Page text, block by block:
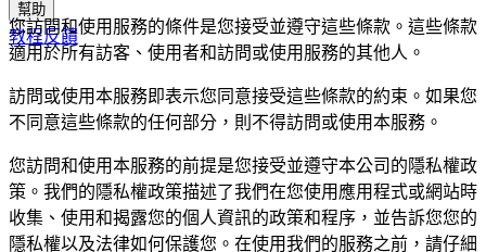
幫助
教程反饋
您訪問和使用服務的條件是您接受並遵守這些條款。這些條款
適用於所有訪客、使用者和訪問或使用服務的其他人。
訪問或使用本服務即表示您同意接受這些條款的約束。如果您
不同意這些條款的任何部分，則不得訪問或使用本服務。
您訪問和使用本服務的前提是您接受並遵守本公司的隱私權政
策。我們的隱私權政策描述了我們在您使用應用程式或網站時
收集、使用和揭露您的個人資訊的政策和程序，並告訴您您的
隱私權以及法律如何保護您。在使用我們的服務之前，請仔細